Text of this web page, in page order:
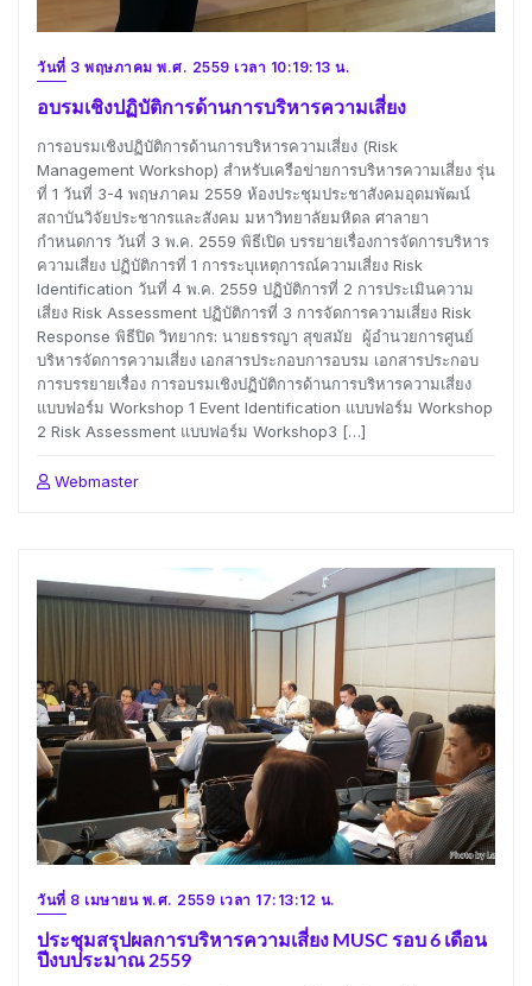
วันที่ 3 พฤษภาคม พ.ศ. 2559 เวลา 10:19:13 น.
อบรมเชิงปฏิบัติการด้านการบริหารความเสี่ยง
การอบรมเชิงปฏิบัติการด้านการบริหารความเสี่ยง (Risk
Management Workshop) สำหรับเครือข่ายการบริหารความเสี่ยง รุ่น
ที่ 1 วันที่ 3-4 พฤษภาคม 2559 ห้องประชุมประชาสังคมอุดมพัฒน์
สถาบันวิจัยประชากรและสังคม มหาวิทยาลัยมหิดล ศาลายา
กำหนดการ วันที่ 3 พ.ค. 2559 พิธีเปิด บรรยายเรื่องการจัดการบริหาร
ความเสี่ยง ปฏิบัติการที่ 1 การระบุเหตุการณ์ความเสี่ยง Risk
Identification วันที่ 4 พ.ค. 2559 ปฏิบัติการที่ 2 การประเมินความ
เสี่ยง Risk Assessment ปฏิบัติการที่ 3 การจัดการความเสี่ยง Risk
Response พิธีปิด วิทยากร: นายธรรญา สุขสมัย ผู้อำนวยการศูนย์
บริหารจัดการความเสี่ยง เอกสารประกอบการอบรม เอกสารประกอบ
การบรรยายเรื่อง การอบรมเชิงปฏิบัติการด้านการบริหารความเสี่ยง
แบบฟอร์ม Workshop 1 Event Identification แบบฟอร์ม Workshop
2 Risk Assessment แบบฟอร์ม Workshop3 […]
Webmaster
วันที่ 8 เมษายน พ.ศ. 2559 เวลา 17:13:12 น.
ประชุมสรุปผลการบริหารความเสี่ยง MUSC รอบ 6 เดือน
ปีงบประมาณ 2559